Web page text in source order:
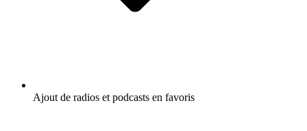
Ajout de radios et podcasts en favoris